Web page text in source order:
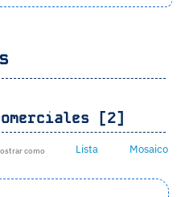
[2]
como Lista Mosaico